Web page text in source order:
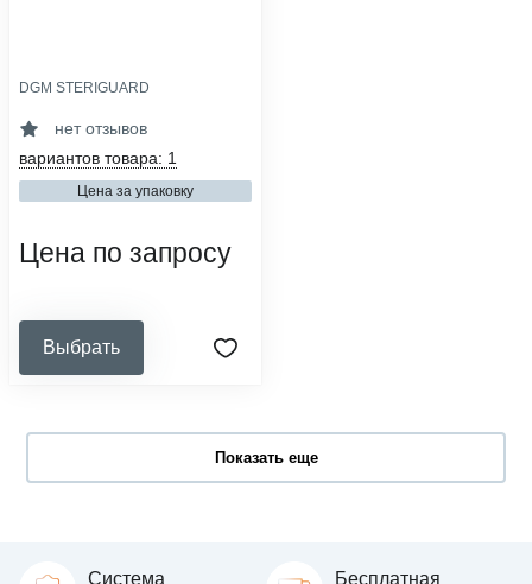
дезинфекция
50
сфера деятельности:
ветеринарные клиники
DGM STERIGUARD
нет отзывов
вариантов товара: 1
Цена за упаковку
Цена по запросу
Выбрать
Показать еще
Система
Бесплатная